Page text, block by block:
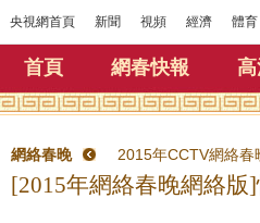
央視網首頁 新聞 視頻 經濟 體育
首頁 網春快報
網絡春晚 2015年CCTV網絡春
[2015年網絡春晚網絡版